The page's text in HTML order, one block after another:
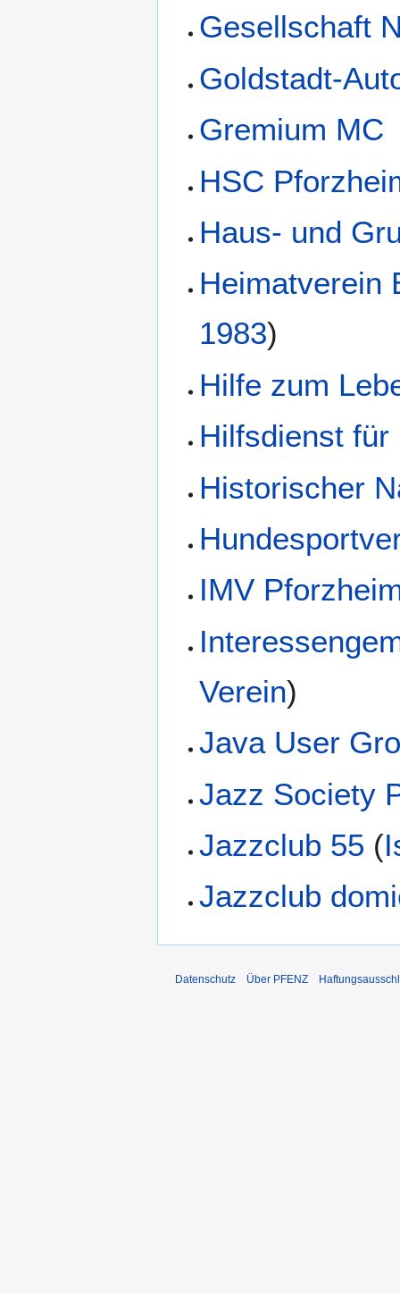
Gesellschaft
Goldstadt-
Gremium MC
HSC
Haus- und
Heimatverein
1983)
Hilfe zum
Hilfsdienst für
Historischer
IMV
Verein)
Java User
Jazz Society
Jazzclub 55 (
Jazzclub
Datenschutz Über PFENZ